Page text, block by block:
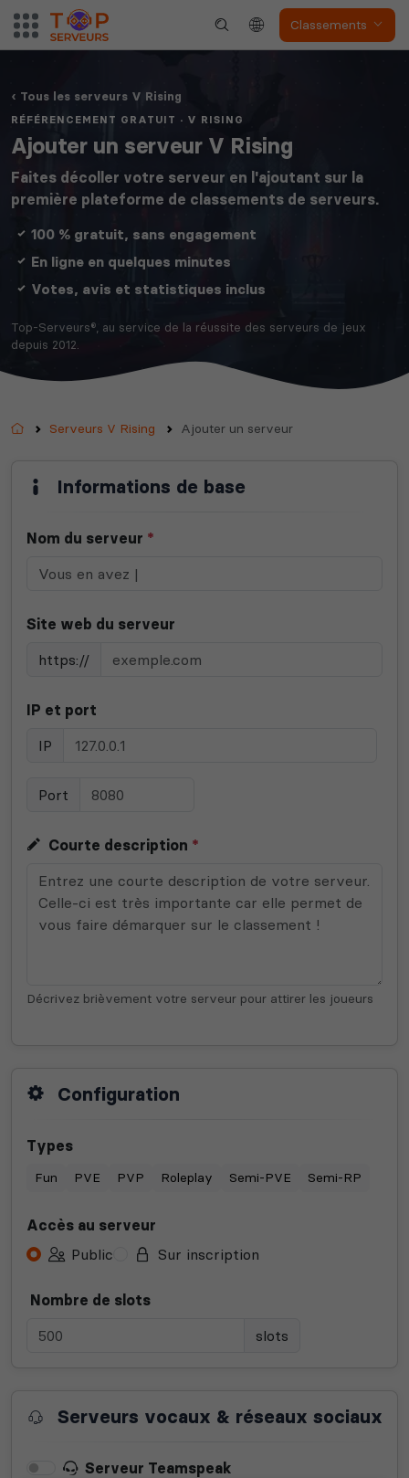
Classements
Tous les serveurs V Rising
RÉFÉRENCEMENT GRATUIT · V RISING
Ajouter un serveur V Rising
Faites décoller votre serveur en l'ajoutant sur la
première plateforme de classements de serveurs.
100 % gratuit, sans engagement
En ligne en quelques minutes
Votes, avis et statistiques inclus
Top-Serveurs®, au service de la réussite des serveurs de jeux
depuis 2012.
AccueilServeurs V Rising Ajouter un serveur
Informations de base
Nom du serveur *
Site web du serveur
https://
IP et port
IP
Port
Courte description *
Décrivez brièvement votre serveur pour attirer les joueurs
Configuration
Types
Fun PVE PVP Roleplay Semi-PVE Semi-RP
Accès au serveur
Public
Sur inscription
Nombre de slots
slots
Serveurs vocaux & réseaux sociaux
Serveur Teamspeak